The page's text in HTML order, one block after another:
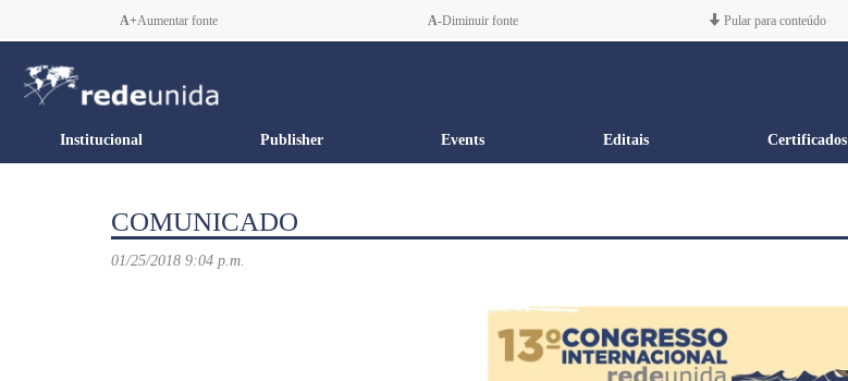
A+Aumentar fonte A-Diminuir fonte Pular para conteúdo
Institucional Publisher Events Editais Certificados
COMUNICADO
01/25/2018 9:04 p.m.